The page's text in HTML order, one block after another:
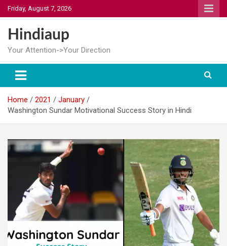
Skip
to
content
Friday, August 7, 2026
Hindiaup
Your Attention->Your Direction
Home 2021
January
Washington Sundar Motivational Success Story in Hindi